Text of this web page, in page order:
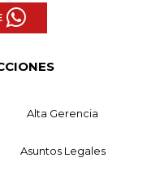
Alta Gerencia
Asuntos Legales